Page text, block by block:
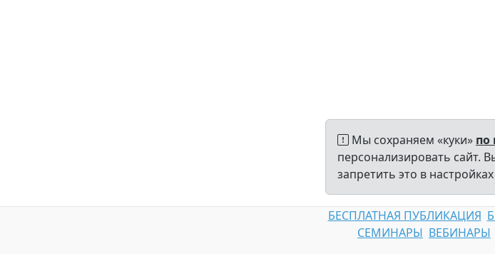
Мы сохраняем «куки» по
персонализировать сайт.
запретить это в
БЕСПЛАТНАЯ ПУБЛИКАЦИЯ
СЕМИНАРЫ ВЕБИНАРЫ